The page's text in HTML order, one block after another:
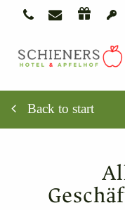
Back to start